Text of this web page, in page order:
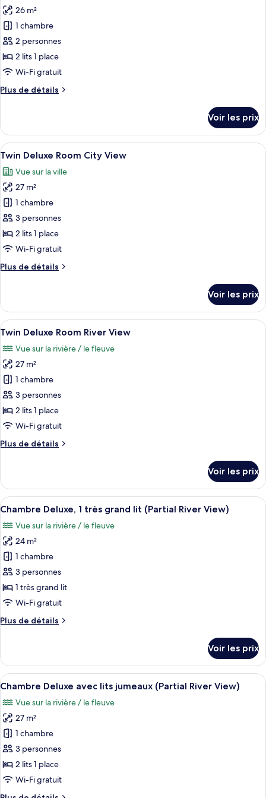
lit,
accessible
aux
personnes
à
mobilité
réduite
Chambre
Standard,
très
grand
lit,
accessible
aux
réduite
les
photos
pour
ce
type
chambre :
avec
lits
jumeaux
(Guest)
26 m²
1 chambre
2 personnes
2 lits 1 place
Wi-Fi gratuit
Plus de détails
Plus
le
type
de
Chambre
Standard
avec
lits
jumeaux
(Guest)
Voir les prix
Afficher
toutes
les
photos
pour
ce
type
de
chambre :
Twin
City
View
Une chambre d’hôtel avec deux lits,
6
Twin Deluxe Room City View
Vue sur la ville
27 m²
1 chambre
3 personnes
2 lits 1 place
Wi-Fi gratuit
Plus de détails
Plus
le
type
de
Twin
Deluxe
Room
City
View
Voir les prix
Afficher
toutes
les
photos
pour
ce
type
de
chambre :
Twin
River
View
Une chambre d’hôtel avec deux lits,
8
Twin Deluxe Room River View
Vue sur la rivière / le fleuve
27 m²
1 chambre
3 personnes
2 lits 1 place
Wi-Fi gratuit
Plus de détails
Plus
le
type
de
Twin
Deluxe
Room
River
View
Voir les prix
Afficher
toutes
les
photos
pour
ce
type
de
chambre :
Chambre
très
grand
lit
(Partial
River
View)
Une chambre d’hôtel comprenant
7
Chambre Deluxe, 1 très grand lit (Partial River View)
Vue sur la rivière / le fleuve
24 m²
1 chambre
3 personnes
1 très grand lit
Wi-Fi gratuit
Plus de détails
Plus
le
type
de
Chambre
Deluxe,
très
grand
lit
(Partial
River
Voir les prix
Afficher
toutes
les
photos
pour
ce
type
de
chambre :
Une chambre d’hôtel dotée d’une
6
Chambre Deluxe avec lits jumeaux (Partial River View)
Vue sur la rivière / le fleuve
27 m²
1 chambre
3 personnes
2 lits 1 place
Wi-Fi gratuit